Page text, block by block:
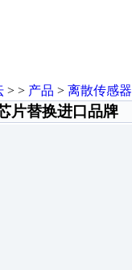
> > 产品 > 离散传感器
片替换进口品牌